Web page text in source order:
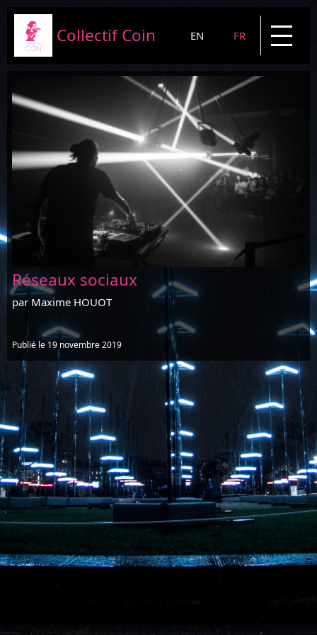
FR
EN
Collectif Coin
Présentation
Projets
News
Contact
Réseaux sociaux
par Maxime HOUOT
Publié le 19 novembre 2019